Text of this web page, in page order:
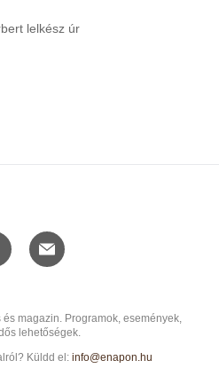
lelkész úr
magazin. Programok, események,
lehetőségek.
Küldd el: info@enapon.hu